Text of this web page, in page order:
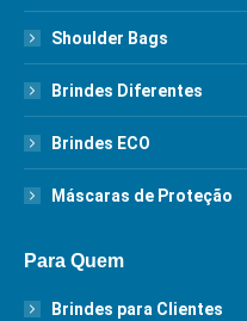
Shoulder Bags
Brindes Diferentes
Brindes ECO
Máscaras de Proteção
Para Quem
Brindes para Clientes